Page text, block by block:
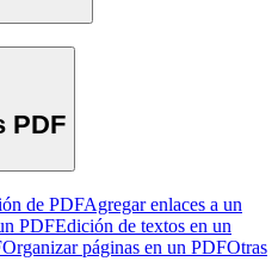
PDF
de PDFAgregar enlaces a un
PDFEdición de textos en un
Organizar páginas en un PDFOtras